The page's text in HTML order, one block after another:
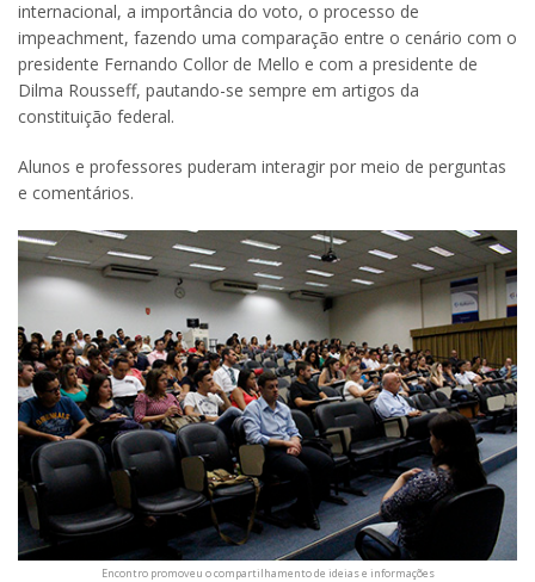
internacional, a importância do voto, o processo de
impeachment, fazendo uma comparação entre o cenário com o
presidente Fernando Collor de Mello e com a presidente de
Dilma Rousseff, pautando-se sempre em artigos da
constituição federal.
Alunos e professores puderam interagir por meio de perguntas
e comentários.
Encontro promoveu o compartilhamento de ideias e informações